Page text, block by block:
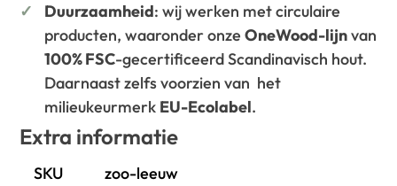
Duurzaamheid: wij werken met circulaire
producten, waaronder onzeOneWood-lijnvan
100% FSC-gecertificeerd Scandinavisch hout.
Daarnaast zelfs voorzien van het
milieukeurmerk EU-Ecolabel.
Extra informatie
SKU zoo-leeuw